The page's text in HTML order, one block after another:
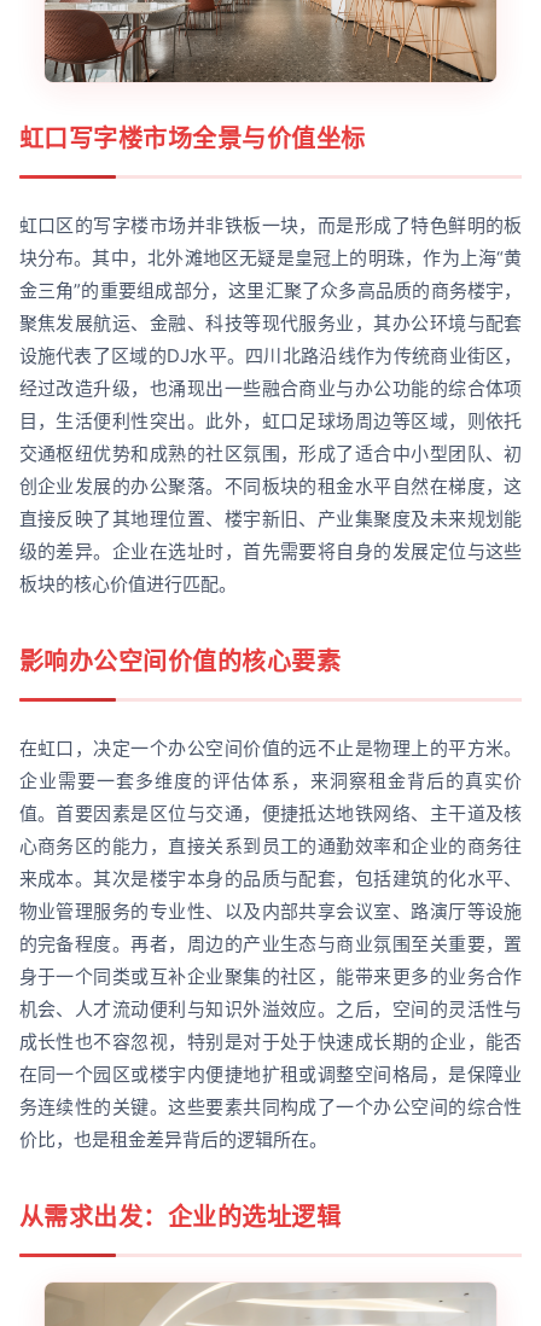
虹口写字楼市场全景与价值坐标
虹口区的写字楼市场并非铁板一块，而是形成了特色鲜明的板
块分布。其中，北外滩地区无疑是皇冠上的明珠，作为上海“黄
金三角”的重要组成部分，这里汇聚了众多高品质的商务楼宇，
聚焦发展航运、金融、科技等现代服务业，其办公环境与配套
设施代表了区域的DJ水平。四川北路沿线作为传统商业街区，
经过改造升级，也涌现出一些融合商业与办公功能的综合体项
目，生活便利性突出。此外，虹口足球场周边等区域，则依托
交通枢纽优势和成熟的社区氛围，形成了适合中小型团队、初
创企业发展的办公聚落。不同板块的租金水平自然在梯度，这
直接反映了其地理位置、楼宇新旧、产业集聚度及未来规划能
级的差异。企业在选址时，首先需要将自身的发展定位与这些
板块的核心价值进行匹配。
影响办公空间价值的核心要素
在虹口，决定一个办公空间价值的远不止是物理上的平方米。
企业需要一套多维度的评估体系，来洞察租金背后的真实价
值。首要因素是区位与交通，便捷抵达地铁网络、主干道及核
心商务区的能力，直接关系到员工的通勤效率和企业的商务往
来成本。其次是楼宇本身的品质与配套，包括建筑的化水平、
物业管理服务的专业性、以及内部共享会议室、路演厅等设施
的完备程度。再者，周边的产业生态与商业氛围至关重要，置
身于一个同类或互补企业聚集的社区，能带来更多的业务合作
机会、人才流动便利与知识外溢效应。之后，空间的灵活性与
成长性也不容忽视，特别是对于处于快速成长期的企业，能否
在同一个园区或楼宇内便捷地扩租或调整空间格局，是保障业
务连续性的关键。这些要素共同构成了一个办公空间的综合性
价比，也是租金差异背后的逻辑所在。
从需求出发：企业的选址逻辑